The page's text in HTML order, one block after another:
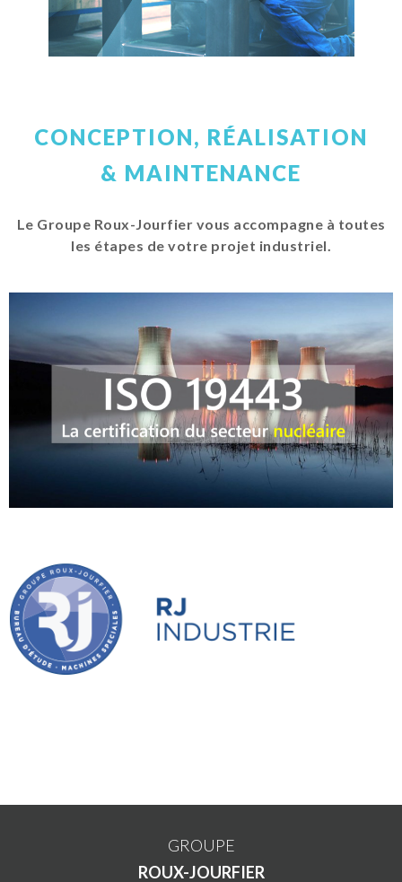
CONCEPTION, RÉALISATION
& MAINTENANCE
Le Groupe Roux-Jourfier vous accompagne à toutes
les étapes de votre projet industriel.
GROUPE
ROUX-JOURFIER